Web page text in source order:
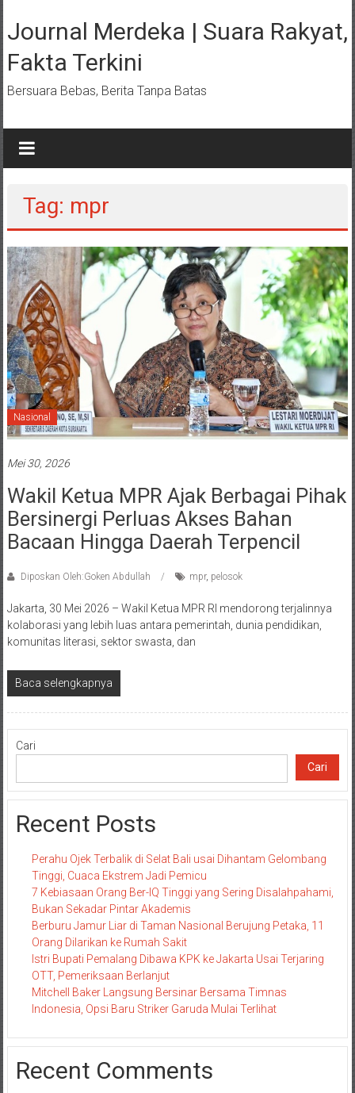
konten
Journal Merdeka | Suara Rakyat,
Fakta Terkini
Bersuara Bebas, Berita Tanpa Batas
Tag: mpr
Nasional
Mei 30, 2026
Wakil Ketua MPR Ajak Berbagai Pihak
Bersinergi Perluas Akses Bahan
Bacaan Hingga Daerah Terpencil
Diposkan Oleh:Goken Abdullah mpr, pelosok
Jakarta, 30 Mei 2026 – Wakil Ketua MPR RI mendorong terjalinnya
kolaborasi yang lebih luas antara pemerintah, dunia pendidikan,
komunitas literasi, sektor swasta, dan
Baca selengkapnya
Cari
Cari
Recent Posts
Perahu Ojek Terbalik di Selat Bali usai Dihantam Gelombang
Tinggi, Cuaca Ekstrem Jadi Pemicu
7 Kebiasaan Orang Ber-IQ Tinggi yang Sering Disalahpahami,
Bukan Sekadar Pintar Akademis
Berburu Jamur Liar di Taman Nasional Berujung Petaka, 11
Orang Dilarikan ke Rumah Sakit
Istri Bupati Pemalang Dibawa KPK ke Jakarta Usai Terjaring
OTT, Pemeriksaan Berlanjut
Mitchell Baker Langsung Bersinar Bersama Timnas
Indonesia, Opsi Baru Striker Garuda Mulai Terlihat
Recent Comments